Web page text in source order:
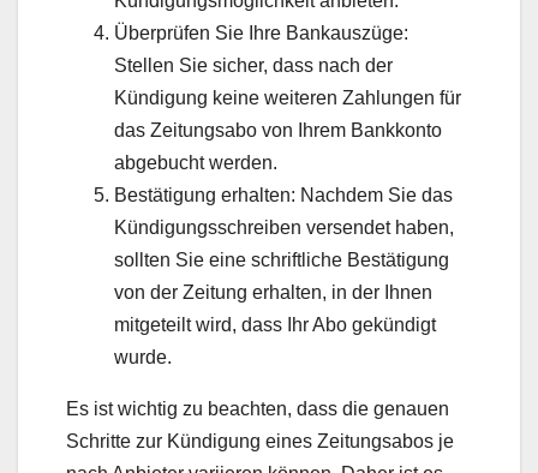
Überprüfen Sie Ihre Bankauszüge:
Stellen Sie sicher, dass nach der
Kündigung keine weiteren Zahlungen für
das Zeitungsabo von Ihrem Bankkonto
abgebucht werden.
Bestätigung erhalten: Nachdem Sie das
Kündigungsschreiben versendet haben,
sollten Sie eine schriftliche Bestätigung
von der Zeitung erhalten, in der Ihnen
mitgeteilt wird, dass Ihr Abo gekündigt
wurde.
Es ist wichtig zu beachten, dass die genauen
Schritte zur Kündigung eines Zeitungsabos je